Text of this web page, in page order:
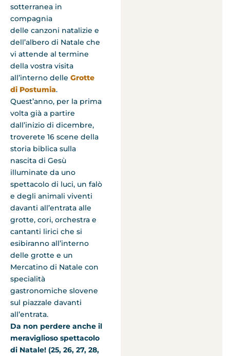
sotterranea in
compagnia
delle canzoni natalizie e
dell’albero di Natale che
vi attende al termine
della vostra visita
all’interno delle Grotte
di Postumia.
Quest’anno, per la prima
volta già a partire
dall’inizio di dicembre,
troverete 16 scene della
storia biblica sulla
nascita di Gesù
illuminate da uno
spettacolo di luci, un falò
e degli animali viventi
davanti all’entrata alle
grotte, cori, orchestra e
cantanti lirici che si
esibiranno all’interno
delle grotte e un
Mercatino di Natale con
specialità
gastronomiche slovene
sul piazzale davanti
all’entrata.
Da non perdere anche il
meraviglioso spettacolo
di Natale! (25, 26, 27, 28,